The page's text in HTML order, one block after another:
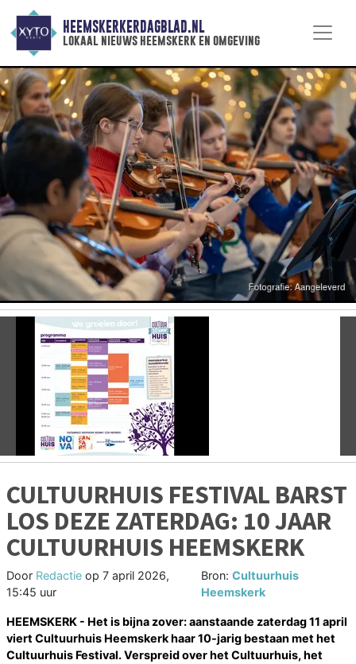
HEEMSKERKERDAGBLAD.NL
lokaal nieuws heemskerk en omgeving
Vorige
CULTUURHUIS FESTIVAL BARST
LOS DEZE ZATERDAG: 10 JAAR
CULTUURHUIS HEEMSKERK
Door Redactie op 7 april 2026,
15:45 uur
Bron:Cultuurhuis
Heemskerk
HEEMSKERK - Het is bijna zover: aanstaande zaterdag 11 april
viert Cultuurhuis Heemskerk haar 10-jarig bestaan met het
Cultuurhuis Festival. Verspreid over het Cultuurhuis, het